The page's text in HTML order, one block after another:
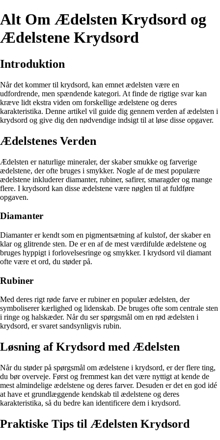
Alt Om Ædelsten Krydsord og
Ædelstene Krydsord
Introduktion
Når det kommer til krydsord, kan emnet ædelsten være en
udfordrende, men spændende kategori. At finde de rigtige svar kan
kræve lidt ekstra viden om forskellige ædelstene og deres
karakteristika. Denne artikel vil guide dig gennem verden af ædelsten i
krydsord og give dig den nødvendige indsigt til at løse disse opgaver.
Ædelstenes Verden
Ædelsten er naturlige mineraler, der skaber smukke og farverige
ædelstene, der ofte bruges i smykker. Nogle af de mest populære
ædelstene inkluderer diamanter, rubiner, safirer, smaragder og mange
flere. I krydsord kan disse ædelstene være nøglen til at fuldføre
opgaven.
Diamanter
Diamanter er kendt som en pigmentsætning af kulstof, der skaber en
klar og glitrende sten. De er en af de mest værdifulde ædelstene og
bruges hyppigt i forlovelsesringe og smykker. I krydsord vil diamant
ofte være et ord, du støder på.
Rubiner
Med deres rigt røde farve er rubiner en populær ædelsten, der
symboliserer kærlighed og lidenskab. De bruges ofte som centrale sten
i ringe og halskæder. Når du ser spørgsmål om en rød ædelsten i
krydsord, er svaret sandsynligvis rubin.
Løsning af Krydsord med Ædelsten
Når du støder på spørgsmål om ædelstene i krydsord, er der flere ting,
du bør overveje. Først og fremmest kan det være nyttigt at kende de
mest almindelige ædelstene og deres farver. Desuden er det en god idé
at have et grundlæggende kendskab til ædelstene og deres
karakteristika, så du bedre kan identificere dem i krydsord.
Praktiske Tips til Ædelsten Krydsord